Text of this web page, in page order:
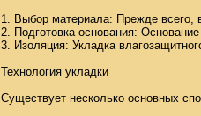
1. Выбор материала: Прежде всего,
2. Подготовка основания:
3. Изоляция: Укладка
Технология укладки
Существует несколько основных